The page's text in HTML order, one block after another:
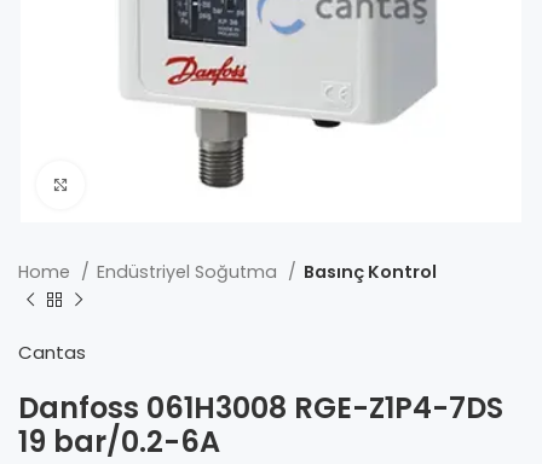
Click to enlarge
Home Endüstriyel Soğutma Basınç Kontrol
Cantas
Danfoss 061H3008 RGE-Z1P4-7DS
19 bar/0.2-6A